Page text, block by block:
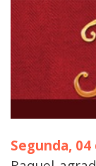
Segunda,